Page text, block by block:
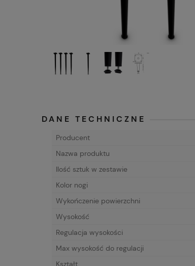
DANE TECHNICZNE
Producent
Nazwa produktu
Ilość sztuk w zestawie
Kolor nogi
Wykończenie powierzchni
Wysokość
Regulacja wysokości
Max wysokość do regulacji
Kształt